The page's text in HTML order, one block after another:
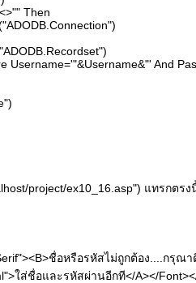
Then
Username='"&Username&"' And
project/ex10_16.asp") แทรกตรง
ชื่อหรือรหัสไม่ถูกต้อง....กรุณ
ใส่ชื่อและรหัสผ่านอีกที</A></